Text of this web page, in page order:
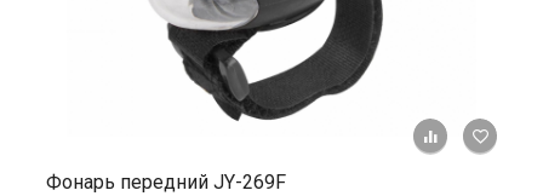
+ К
Фонарь передний JY-269F